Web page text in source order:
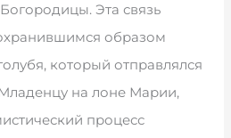
Эта связь
образом
который отправлялся
на лоне Марии,
процесс